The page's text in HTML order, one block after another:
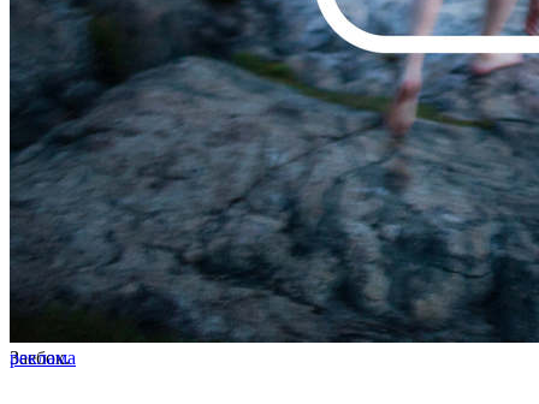
Заебок.
реклама